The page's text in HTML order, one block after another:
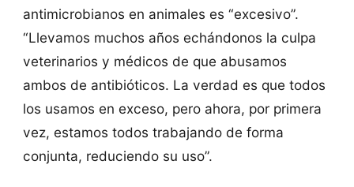
antimicrobianos en animales es “excesivo”.
“Llevamos muchos años echándonos la culpa
veterinarios y médicos de que abusamos
ambos de antibióticos. La verdad es que todos
los usamos en exceso, pero ahora, por primera
vez, estamos todos trabajando de forma
conjunta, reduciendo su uso”.